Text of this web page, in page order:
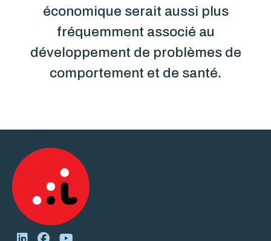
économique serait aussi plus
fréquemment associé au
développement de problèmes de
comportement et de santé.